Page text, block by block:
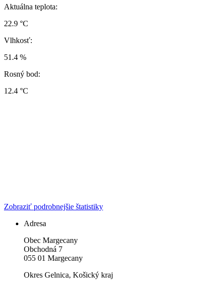
Aktuálna teplota:
22.9 °C
Vlhkosť:
51.4 %
Rosný bod:
12.4 °C
Zobraziť podrobnejšie štatistiky
Adresa
Obec Margecany
Obchodná 7
055 01 Margecany
Okres Gelnica, Košický kraj